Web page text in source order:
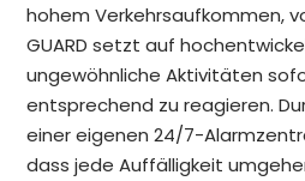
hohem Verkehrsaufkommen,
GUARD setzt auf
ungewöhnliche Aktivitäten
entsprechend zu reagieren.
einer eigenen 24/7-
dass jede Auffälligkeit